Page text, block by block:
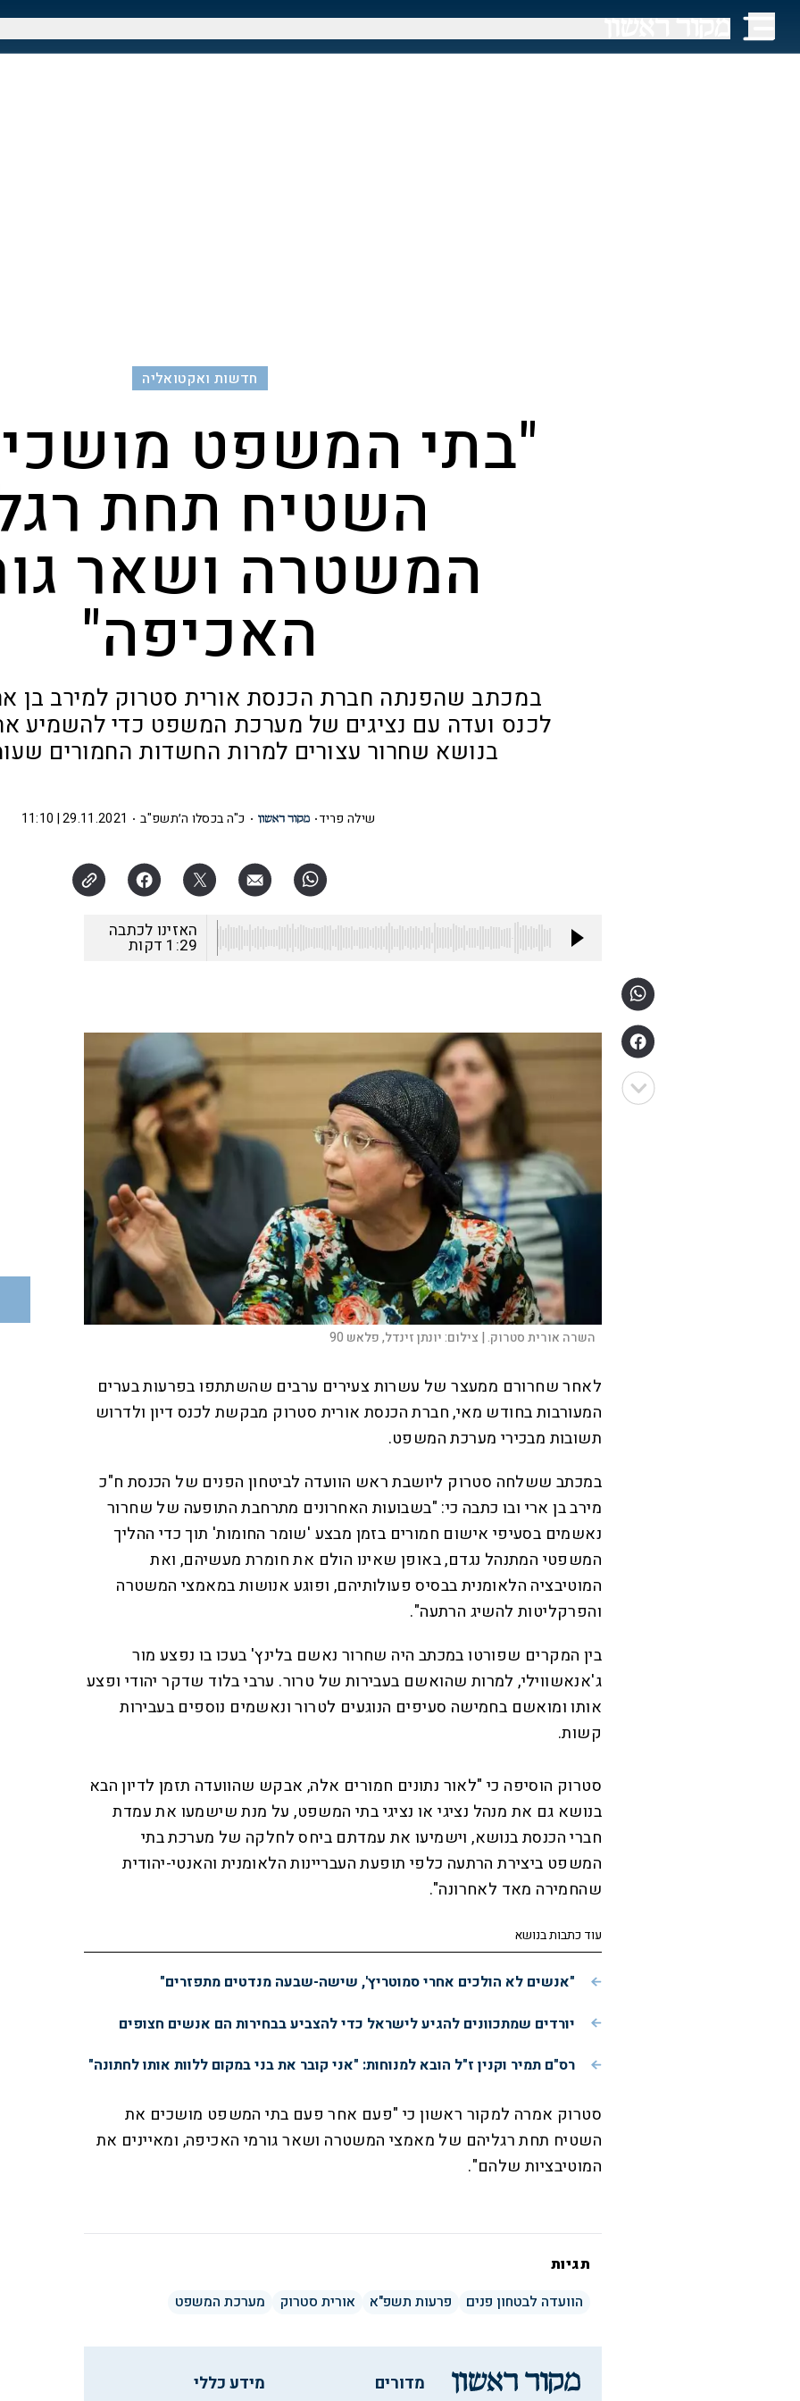
חדשות ואקטואליה
"בתי המשפט
השטיח תחת
המשטרה ושאר
האכיפה"
במכתב שהפנתה חברת הכנסת אורית סטרוק למירב בן
לכנס ועדה עם נציגים של מערכת המשפט כדי להשמיע
בנושא שחרור עצורים למרות החשדות החמורים
שילה פריד כ"ה בכסלו ה׳תשפ"ב 29.11.2021 | 11:10
האזינו לכתבה
1:29 דקות
השרה אורית סטרוק. | צילום:יונתן זינדל, פלאש 90
לאחר שחרורם ממעצר של עשרות צעירים ערבים שהשתתפו בפרעות בערים
המעורבות בחודש מאי, חברת הכנסת אורית סטרוק מבקשת לכנס דיון ולדרוש
תשובות מבכירי מערכת המשפט.
במכתב ששלחה סטרוק ליושבת ראש הוועדה לביטחון הפנים של הכנסת ח"כ
מירב בן ארי ובו כתבה כי: "בשבועות האחרונים מתרחבת התופעה של שחרור
נאשמים בסעיפי אישום חמורים בזמן מבצע 'שומר החומות' תוך כדי ההליך
המשפטי המתנהל נגדם, באופן שאינו הולם את חומרת מעשיהם, ואת
המוטיבציה הלאומנית בבסיס פעולותיהם, ופוגע אנושות במאמצי המשטרה
והפרקליטות להשיג הרתעה".
בין המקרים שפורטו במכתב היה שחרור נאשם בלינץ' בעכו בו נפצע מור
ג'אנאשווילי, למרות שהואשם בעבירות של טרור. ערבי בלוד שדקר יהודי ופצע
אותו ומואשם בחמישה סעיפים הנוגעים לטרור ונאשמים נוספים בעבירות
קשות.
סטרוק הוסיפה כי "לאור נתונים חמורים אלה, אבקש שהוועדה תזמן לדיון הבא
בנושא גם את מנהל נציגי או נציגי בתי המשפט, על מנת שישמעו את עמדת
חברי הכנסת בנושא, וישמיעו את עמדתם ביחס לחלקה של מערכת בתי
המשפט ביצירת הרתעה כלפי תופעת העבריינות הלאומנית והאנטי-יהודית
שהחמירה מאד לאחרונה".
עוד כתבות בנושא
"אנשים לא הולכים אחרי סמוטריץ', שישה-שבעה מנדטים מתפזרים"
יורדים שמתכוונים להגיע לישראל כדי להצביע בבחירות הם אנשים חצופים
רס"ם תמיר וקנין ז"ל הובא למנוחות: "אני קובר את בני במקום ללוות אותו לחתונה"
סטרוק אמרה למקור ראשון כי "פעם אחר פעם בתי המשפט מושכים את
השטיח תחת רגליהם של מאמצי המשטרה ושאר גורמי האכיפה, ומאיינים את
המוטיבציות שלהם".
תגיות
הוועדה לבטחון פנים
פרעות תשפ"א אורית סטרוק מערכת המשפט
מדורים מידע כללי